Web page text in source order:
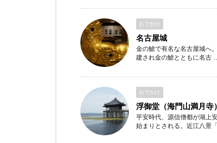
おでかけ
名古屋城
金の鯱で有名な名古屋城へ
建され金の鯱とともに名古
おでかけ
浮御堂（海門山満月寺
平安時代、源信僧都が湖上
始まりとされる。近江八景